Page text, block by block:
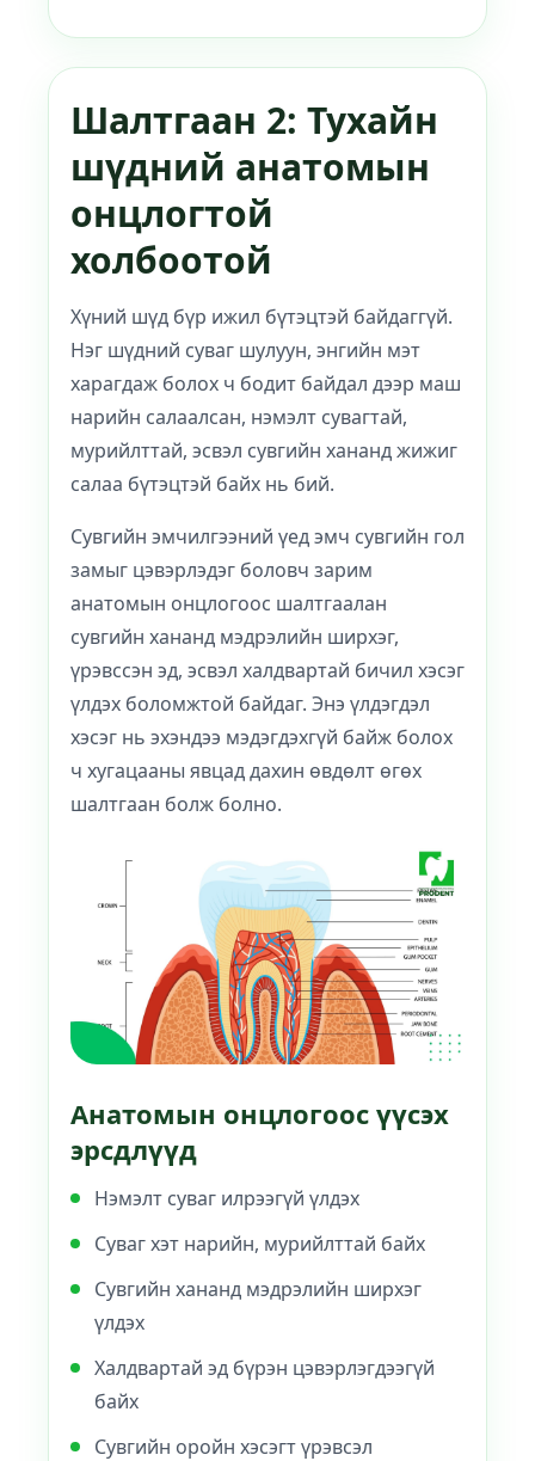
Шалтгаан 2: Тухайн
шүдний анатомын
онцлогтой
холбоотой
Хүний шүд бүр ижил бүтэцтэй байдаггүй.
Нэг шүдний суваг шулуун, энгийн мэт
харагдаж болох ч бодит байдал дээр маш
нарийн салаалсан, нэмэлт сувагтай,
мурийлттай, эсвэл сувгийн хананд жижиг
салаа бүтэцтэй байх нь бий.
Сувгийн эмчилгээний үед эмч сувгийн гол
замыг цэвэрлэдэг боловч зарим
анатомын онцлогоос шалтгаалан
сувгийн хананд мэдрэлийн ширхэг,
үрэвссэн эд, эсвэл халдвартай бичил хэсэг
үлдэх боломжтой байдаг. Энэ үлдэгдэл
хэсэг нь эхэндээ мэдэгдэхгүй байж болох
ч хугацааны явцад дахин өвдөлт өгөх
шалтгаан болж болно.
Анатомын онцлогоос үүсэх
эрсдлүүд
Нэмэлт суваг илрээгүй үлдэх
Суваг хэт нарийн, мурийлттай байх
Сувгийн хананд мэдрэлийн ширхэг
үлдэх
Халдвартай эд бүрэн цэвэрлэгдээгүй
байх
Сувгийн оройн хэсэгт үрэвсэл